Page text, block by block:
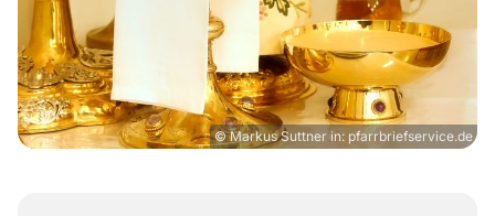
© Markus Suttner in: pfarrbriefservice.de